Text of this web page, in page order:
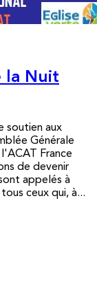
la Nuit
soutien aux
Générale
France
de devenir
appelés à
ceux qui, à...